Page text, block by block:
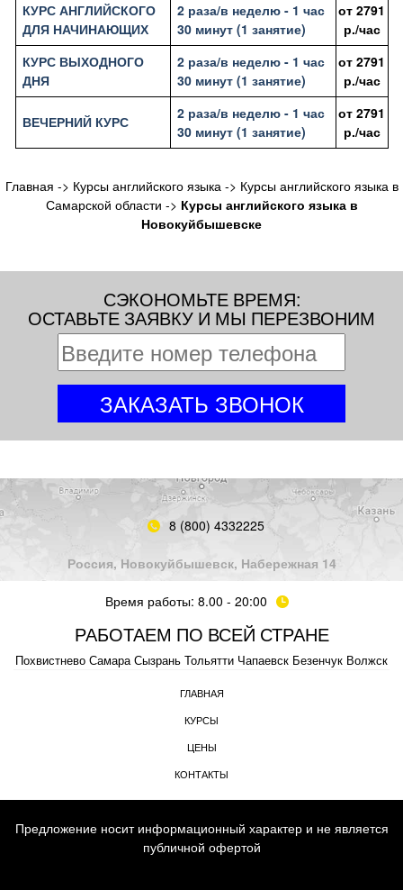
КУРС АНГЛИЙСКОГО
ДЛЯ НАЧИНАЮЩИХ
2 раза/в неделю - 1 час
30 минут (1 занятие)
от 2791
р./час
КУРС ВЫХОДНОГО
ДНЯ
2 раза/в неделю - 1 час
30 минут (1 занятие)
от 2791
р./час
ВЕЧЕРНИЙ КУРС
2 раза/в неделю - 1 час
30 минут (1 занятие)
от 2791
р./час
Главная -> Курсы английского языка-> Курсы английского языка в
Самарской области -> Курсы английского языка в
Новокуйбышевске
СЭКОНОМЬТЕ ВРЕМЯ:
ОСТАВЬТЕ ЗАЯВКУ И МЫ ПЕРЕЗВОНИМ
8 (800) 4332225
Россия, Новокуйбышевск, Набережная 14
Время работы: 8.00 - 20:00
РАБОТАЕМ ПО ВСЕЙ СТРАНЕ
Похвистнево Самара Сызрань Тольятти Чапаевск Безенчук Волжск
ГЛАВНАЯ
КУРСЫ
ЦЕНЫ
КОНТАКТЫ
Предложение носит информационный характер и не является
публичной офертой